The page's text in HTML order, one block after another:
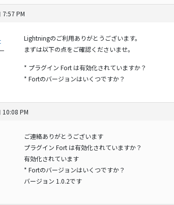
7:57 PM
Lightningのご利用ありがとうございます。
まずは以下の点をご確認くださいませ。
* プラグイン Fort は有効化されていますか？
* Fortのバージョンはいくつですか？
10:08 PM
ご連絡ありがとうございます
プラグイン Fort は有効化されていますか？
有効化されています
* Fortのバージョンはいくつですか？
バージョン 1.0.2です